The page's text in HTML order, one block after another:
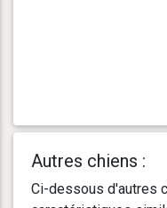
Autres chiens :
Ci-dessous d'autres